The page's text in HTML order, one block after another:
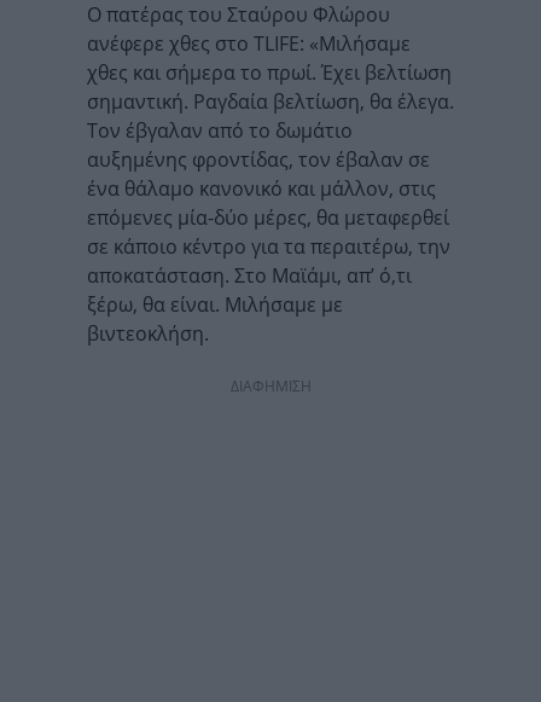
Ο πατέρας του Σταύρου Φλώρου
ανέφερε χθες στο TLIFE: «Μιλήσαμε
χθες και σήμερα το πρωί. Έχει βελτίωση
σημαντική. Ραγδαία βελτίωση, θα έλεγα.
Τον έβγαλαν από το δωμάτιο
αυξημένης φροντίδας, τον έβαλαν σε
ένα θάλαμο κανονικό και μάλλον, στις
επόμενες μία-δύο μέρες, θα μεταφερθεί
σε κάποιο κέντρο για τα περαιτέρω, την
αποκατάσταση. Στο Μαϊάμι, απ’ ό,τι
ξέρω, θα είναι. Μιλήσαμε με
βιντεοκλήση.
ΔΙΑΦΗΜΙΣΗ